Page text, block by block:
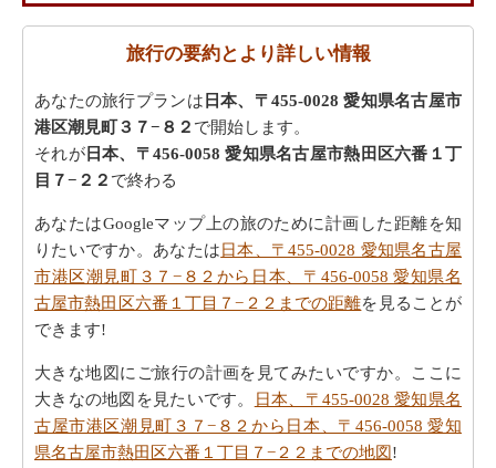
旅行の要約とより詳しい情報
あなたの旅行プランは 日本、〒455-0028 愛知県名古屋市
港区潮見町３７−８２ で開始します。
それが日本、〒456-0058 愛知県名古屋市熱田区六番１丁
目７−２２ で終わる
あなたはGoogleマップ上の旅のために計画した距離を知
りたいですか。あなたは日本、〒455-0028 愛知県名古屋
市港区潮見町３７−８２から日本、〒456-0058 愛知県名
古屋市熱田区六番１丁目７−２２までの距離を見ることが
できます!
大きな地図にご旅行の計画を見てみたいですか。ここに
大きなの地図を見たいです。
日本、〒455-0028 愛知県名
古屋市港区潮見町３７−８２から日本、〒456-0058 愛知
県名古屋市熱田区六番１丁目７−２２までの地図!